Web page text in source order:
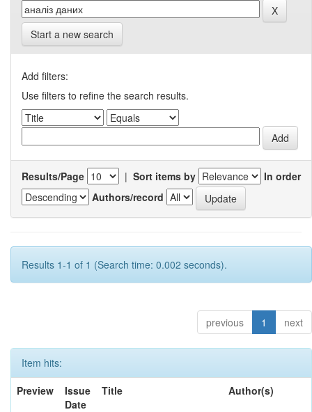
Start a new search
Add filters:
Use filters to refine the search results.
Results/Page | Sort items by
In order
Authors/record
Results 1-1 of 1 (Search time: 0.002 seconds).
previous 1 next
Item hits:
Preview
Issue
Date
Title Author(s)